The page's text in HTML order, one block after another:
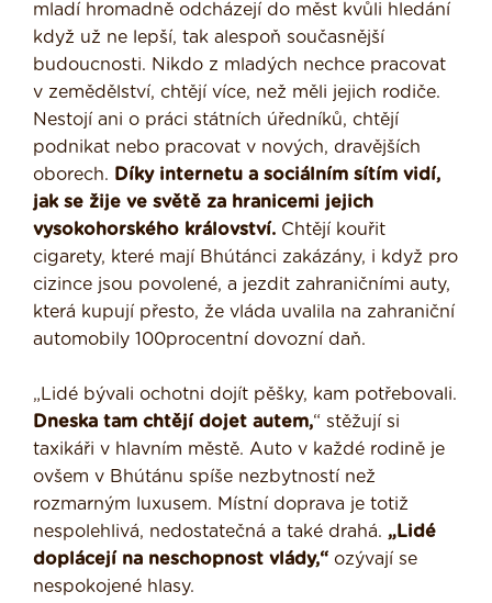
mladí hromadně odcházejí do měst kvůli hledání
když už ne lepší, tak alespoň současnější
budoucnosti. Nikdo z mladých nechce pracovat
v zemědělství, chtějí více, než měli jejich rodiče.
Nestojí ani o práci státních úředníků, chtějí
podnikat nebo pracovat v nových, dravějších
oborech. Díky internetu a sociálním sítím vidí,
jak se žije ve světě za hranicemi jejich
vysokohorského království. Chtějí kouřit
cigarety, které mají Bhútánci zakázány, i když pro
cizince jsou povolené, a jezdit zahraničními auty,
která kupují přesto, že vláda uvalila na zahraniční
automobily 100procentní dovozní daň.
„Lidé bývali ochotni dojít pěšky, kam potřebovali.
Dneska tam chtějí dojet autem,“ stěžují si
taxikáři v hlavním městě. Auto v každé rodině je
ovšem v Bhútánu spíše nezbytností než
rozmarným luxusem. Místní doprava je totiž
nespolehlivá, nedostatečná a také drahá. „Lidé
doplácejí na neschopnost vlády,“ ozývají se
nespokojené hlasy.